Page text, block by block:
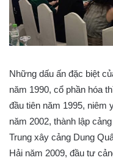
Những dấu ấn đặc biệt
năm 1990, cổ phần hóa
đầu tiên năm 1995,
năm 2002, thành lập
Trung xây cảng Dung
Hải năm 2009, đầu tư